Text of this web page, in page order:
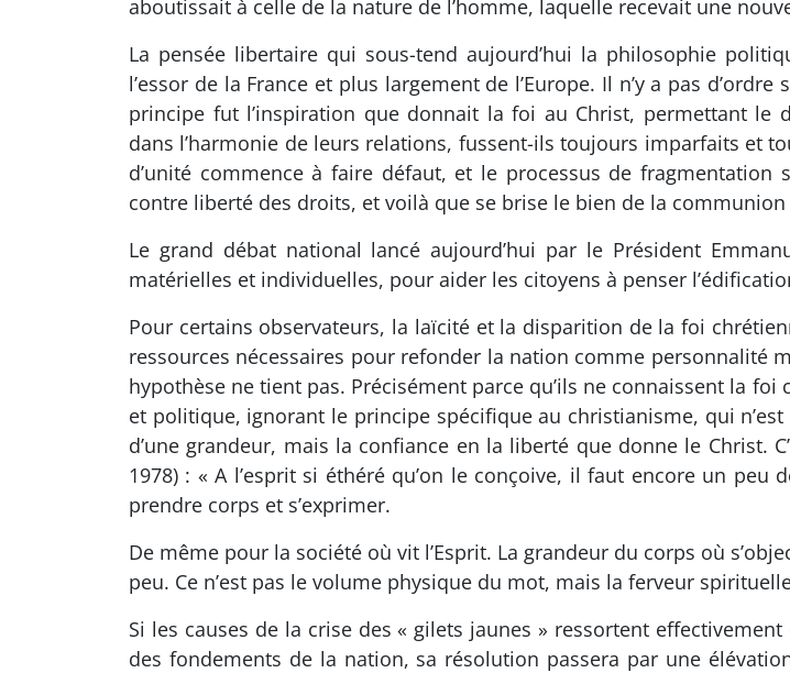
aboutissait à celle de la nature de l’homme, laquelle recevait une
La pensée libertaire qui sous-tend aujourd’hui la philosophie
l’essor de la France et plus largement de l’Europe. Il n’y a pas
principe fut l’inspiration que donnait la foi au Christ, permettant le
dans l’harmonie de leurs relations, fussent-ils toujours imparfaits et
d’unité commence à faire défaut, et le processus de
contre liberté des droits, et voilà que se brise le bien de la
Le grand débat national lancé aujourd’hui par le Président
matérielles et individuelles, pour aider les citoyens à penser
Pour certains observateurs, la laïcité et la disparition de la foi
ressources nécessaires pour refonder la nation comme personnalité
hypothèse ne tient pas. Précisément parce qu’ils ne connaissent la
et politique, ignorant le principe spécifique au christianisme, qui
d’une grandeur, mais la confiance en la liberté que donne le Christ.
1978) : « A l’esprit si éthéré qu’on le conçoive, il faut encore un
prendre corps et s’exprimer.
De même pour la société où vit l’Esprit. La grandeur du corps où
peu. Ce n’est pas le volume physique du mot, mais la ferveur
Si les causes de la crise des « gilets jaunes » ressortent
des fondements de la nation, sa résolution passera par une